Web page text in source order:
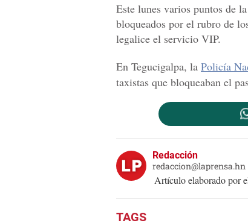
Este lunes varios puntos de
bloqueados por el rubro de
legalice el servicio VIP.
En Tegucigalpa, la Policía
taxistas que bloqueaban el
Redacción
redaccion@laprensa.hn
Artículo elaborado por